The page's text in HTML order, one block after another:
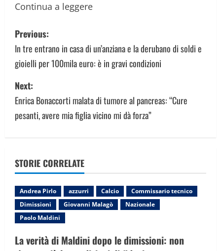
Continua a leggere
P
o
s
t
n
i
g
a
t
Previous:
In tre entrano in casa di un’anziana e la derubano di soldi e
gioielli per 100mila euro: è in gravi condizioni
Next:
Enrica Bonaccorti malata di tumore al pancreas: “Cure
pesanti, avere mia figlia vicino mi dà forza”
STORIE CORRELATE
Andrea Pirlo azzurri Calcio
Commissario tecnico
Dimissioni
Giovanni Malagò
Nazionale
Paolo Maldini
La verità di Maldini dopo le dimissioni: non